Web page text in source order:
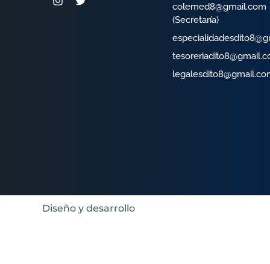
colemed8@gmail.com
(Secretaría)
Diseño y desarrollo